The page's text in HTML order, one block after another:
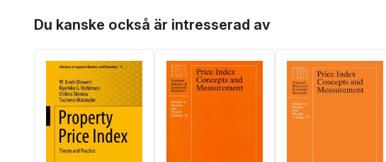
Du kanske också är intresserad av